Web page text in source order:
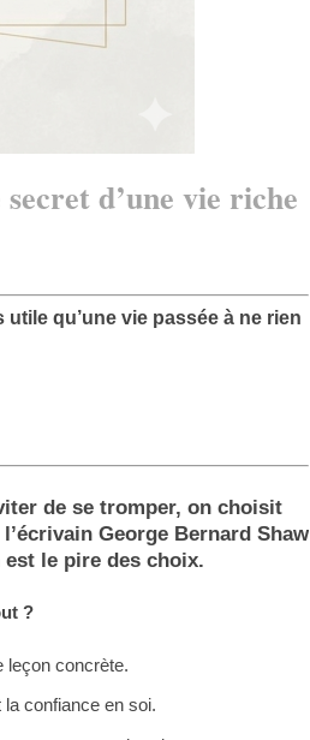
d’une vie riche
qu’une vie passée à ne rien
de se tromper, on choisit
George Bernard Shaw
le pire des choix.
?
leçon concrète.
confiance en soi.